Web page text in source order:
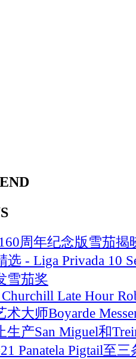
周年纪念版雪茄揭
- Liga Privada 10
雪茄奖
Late Hour
大师Boyarde
产San Miguel和
Panatela Pigtail至三